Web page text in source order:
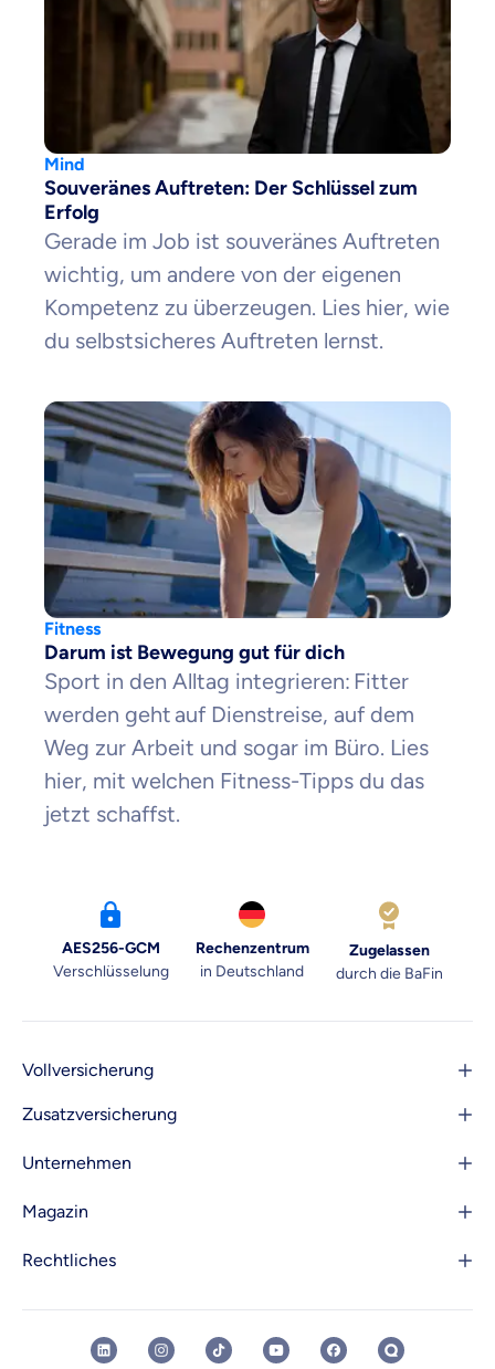
Mind
Souveränes Auftreten: Der Schlüssel zum
Erfolg
Gerade im Job ist souveränes Auftreten
wichtig, um andere von der eigenen
Kompetenz zu überzeugen. Lies hier, wie
du selbstsicheres Auftreten lernst.
Fitness
Darum ist Bewegung gut für dich
Sport in den Alltag integrieren: Fitter
werden geht auf Dienstreise, auf dem
Weg zur Arbeit und sogar im Büro. Lies
hier, mit welchen Fitness-Tipps du das
jetzt schaffst.
AES256-GCM
Verschlüsselung
Rechenzentrum
in Deutschland
Zugelassen
durch die BaFin
Vollversicherung
Zusatzversicherung
Unternehmen
Magazin
Rechtliches